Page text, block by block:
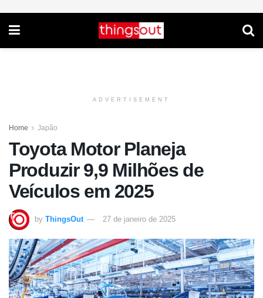
ADVERTISEMENT
Home Japão
Toyota Motor Planeja
Produzir 9,9 Milhões de
Veículos em 2025
by ThingsOut 27 de janeiro de 2025